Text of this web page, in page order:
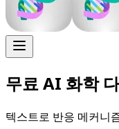
무료 AI 화학
텍스트로 반응 메커니